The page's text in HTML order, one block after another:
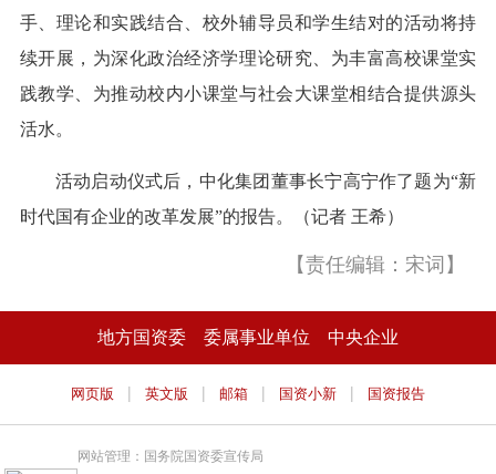
手、理论和实践结合、校外辅导员和学生结对的活动将持
续开展，为深化政治经济学理论研究、为丰富高校课堂实
践教学、为推动校内小课堂与社会大课堂相结合提供源头
活水。
活动启动仪式后，中化集团董事长宁高宁作了题为“新
时代国有企业的改革发展”的报告。（记者 王希）
【责任编辑：宋词】
地方国资委 委属事业单位 中央企业
网页版 | 英文版 | 邮箱 | 国资小新 | 国资报告
网站管理：国务院国资委宣传局